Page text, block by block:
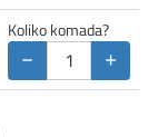
Koliko komada?
− +